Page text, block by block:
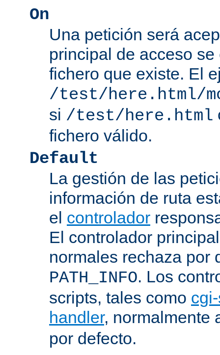
On
Una petición será
principal de acceso
fichero que existe. El
/test/here.html/
si /test/here.html
fichero válido.
Default
La gestión de las
información de ruta
el controlador
El controlador
normales rechaza por
PATH_INFO. Los
scripts, tales como
handler, normalmente
por defecto.